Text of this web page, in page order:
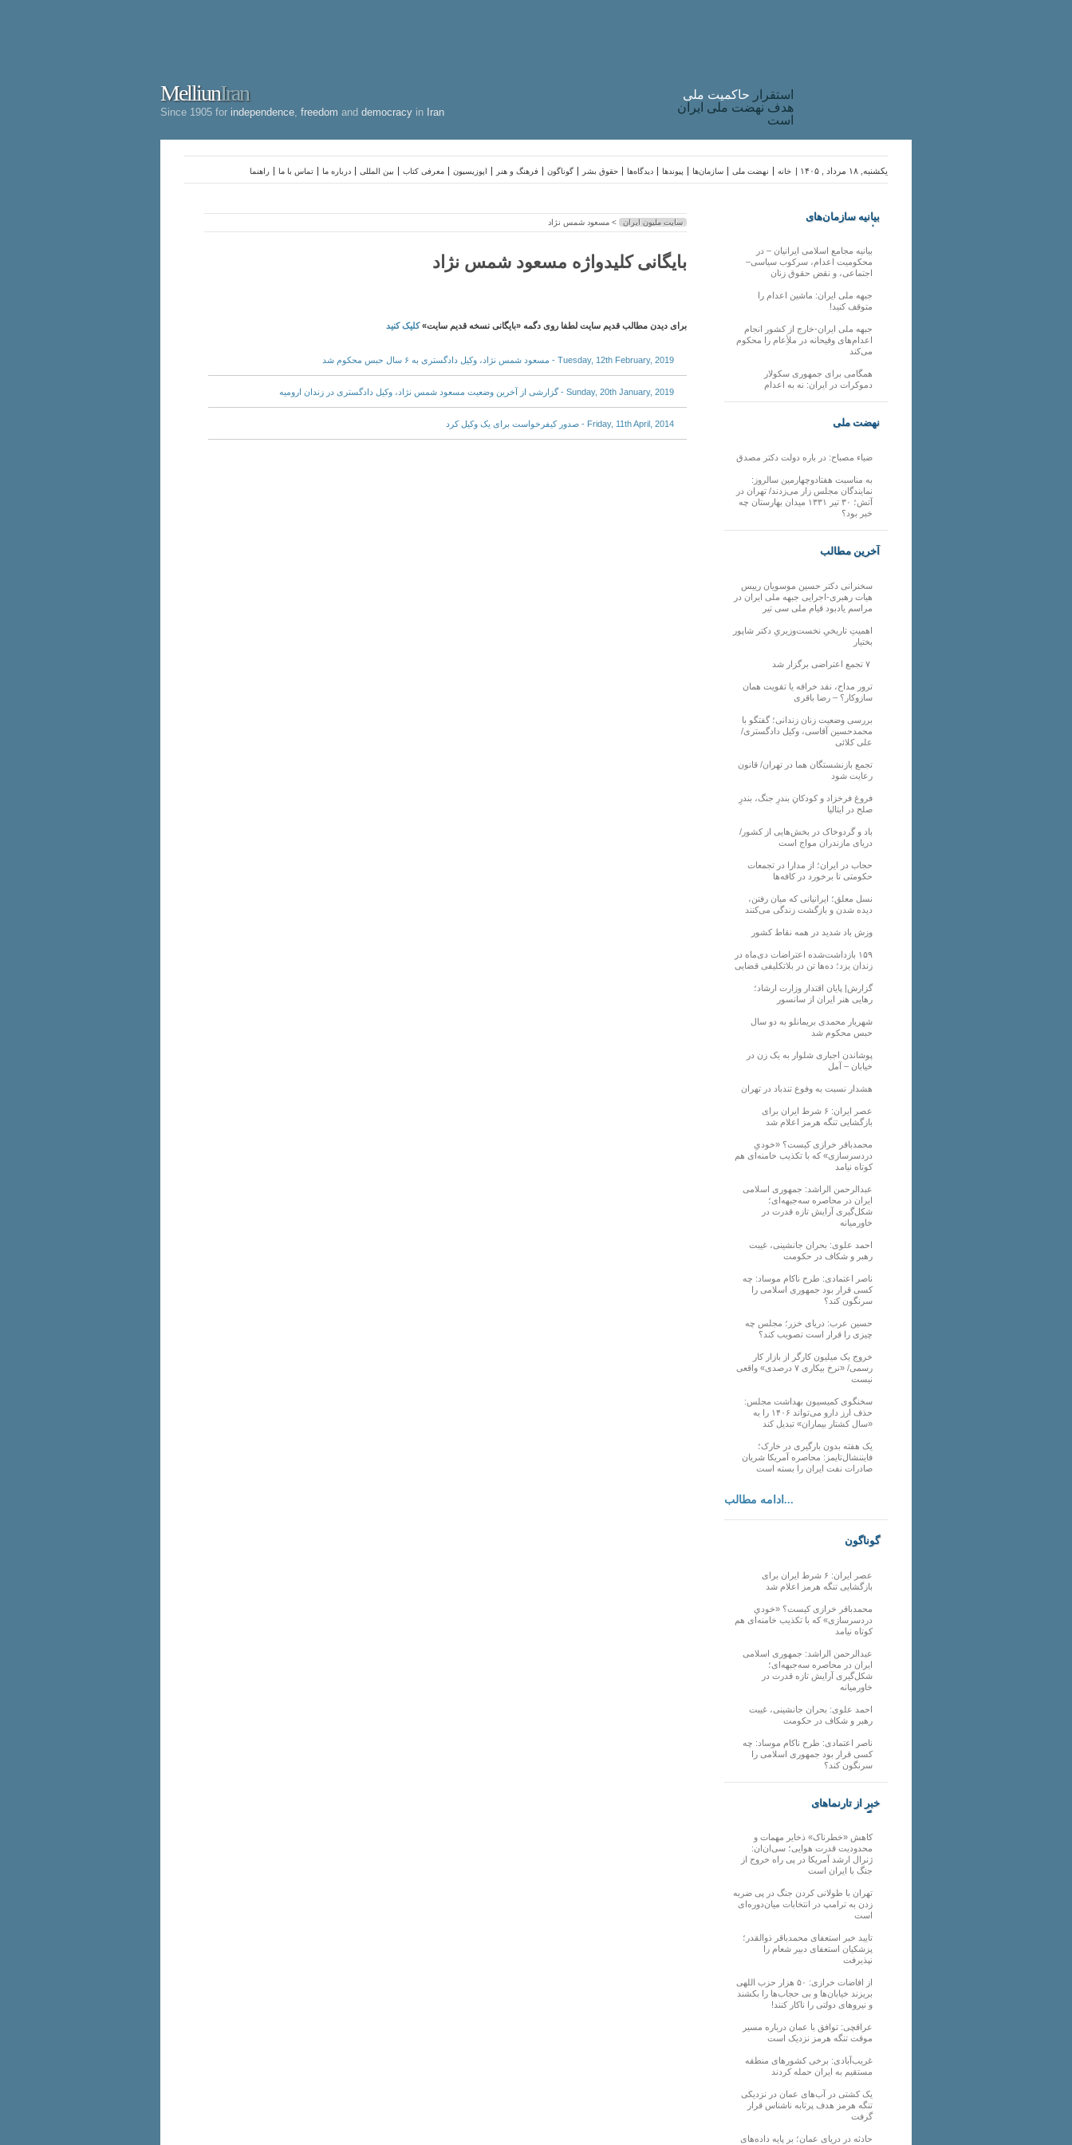
MelliunIran
Since 1905 for independence freedom and democracy in Iran
استقرار حاکميت ملی
هدف نهضت ملی ایران
است
راهنما تماس با ما درباره ما بین المللی معرفی کتاب اپوزیسیون فرهنگ و هنر گوناگون حقوق بشر دیدگاه‌ها پیوندها سازمان‌ها نهضت ملی خانه یکشنبه, ۱۸ مرداد , ۱۴۰۵ |
سایت ملیون ایران > مسعود شمس نژاد
بایگانی کلیدواژه مسعود شمس نژاد
برای دیدن مطالب قدیم سایت لطفا روی دگمه «بایگانی نسخه قدیم سایت»کلیک کنید
Tuesday, 12th February, 2019 - مسعود شمس نژاد، وکیل دادگستری به ۶ سال حبس محکوم شد
Sunday, 20th January, 2019 - گزارشی از آخرین وضعیت مسعود شمس نژاد، وکیل دادگستری در زندان ارومیه
Friday, 11th April, 2014 - صدور کیفرخواست برای یک وکیل کرد
بیانیه سازمان‌های
ملی
بیانیه مجامع اسلامی ایرانیان – در
محکومیت اعدام، سرکوب سیاسی–
اجتماعی، و نقض حقوق زنان
جبهه ملی ایران: ماشین اعدام را
متوقف کنید!
جبهه ملی ایران-خارج از کشور انجام
اعدام‌های وقیحانه در ملأِعام را محکوم
می‌کند
همگامی برای جمهوری سکولار
دموکرات در ایران: نه به اعدام
نهضت ملی
ضیاء مصباح: در باره دولت دکتر مصدق
به مناسبت هفتادوچهارمین سالروز:
نمایندگان مجلس زار می‌زدند/ تهران در
آتش؛ ۳۰ تیر ۱۳۳۱ میدان بهارستان چه
خبر بود؟
آخرین مطالب
سخنرانی دکتر حسین موسویان رییس
هیات رهبری-اجرایی جبهه ملی ایران در
مراسم یادبود قیام ملی سی تیر
اهمیتِ تاریخیِ نخست‌وزیریِ دکتر شاپور
بختیار
ترور مداح، نقد خرافه یا تقویت همان
سازوکار؟ – رضا باقری
بررسی وضعیت زنان زندانی؛ گفتگو با
محمدحسین آقاسی، وکیل دادگستری/
علی کلائی
تجمع بازنشستگان هما در تهران/ قانون
رعایت شود
فروغ فرخزاد و کودکانِ بندرِ جنگ، بندرِ
صلح در ایتالیا
باد و گردوخاک در بخش‌هایی از کشور/
دریای مازندران مواج است
حجاب در ایران؛ از مدارا در تجمعات
حکومتی تا برخورد در کافه‌ها
نسل معلق؛ ایرانیانی که میان رفتن،
دیده شدن و بازگشت زندگی می‌کنند
وزش باد شدید در همه نقاط کشور
۱۵۹ بازداشت‌شده اعتراضات دی‌ماه در
زندان یزد؛ ده‌ها تن در بلاتکلیفی قضایی
گزارش| پایان اقتدار وزارت ارشاد؛
رهایی هنر ایران از سانسور
شهریار محمدی بریمانلو به دو سال
حبس محکوم شد
پوشاندن اجباری شلوار به یک زن در
خیابان – آمل
هشدار نسبت به وفوع تندباد در تهران
عصر ایران: ۶ شرط ایران برای
بازگشایی تنگه هرمز اعلام شد
محمدباقر خرازی کیست؟ «خودیِ
دردسرسازی» که با تکذیب خامنه‌ای هم
کوتاه نیامد
عبدالرحمن الراشد: جمهوری اسلامی
ایران در محاصره سه‌جبهه‌ای؛
شکل‌گیری آرایش تازه قدرت در
خاورمیانه
احمد علوی: بحران جانشینی، غیبت
رهبر و شکاف در حکومت
ناصر اعتمادی: طرح ناکام موساد: چه
کسی قرار بود جمهوری اسلامی را
سرنگون کند؟
حسین عرب: دریای خزر؛ مجلس چه
چیزی را قرار است تصویب کند؟
خروج یک میلیون کارگر از بازار کار
رسمی/ «نرخ بیکاری ۷ درصدی» واقعی
نیست
سخنگوی کمیسیون بهداشت مجلس:
حذف ارز دارو می‌تواند ۱۴۰۶ را به
«سال کشتار بیماران» تبدیل کند
یک هفته بدون بارگیری در خارک؛
فایننشال‌تایمز: محاصره آمریکا شریان
صادرات نفت ایران را بسته است
ادامه مطالب...
گوناگون
عصر ایران: ۶ شرط ایران برای
بازگشایی تنگه هرمز اعلام شد
محمدباقر خرازی کیست؟ «خودیِ
دردسرسازی» که با تکذیب خامنه‌ای هم
کوتاه نیامد
عبدالرحمن الراشد: جمهوری اسلامی
ایران در محاصره سه‌جبهه‌ای؛
شکل‌گیری آرایش تازه قدرت در
خاورمیانه
احمد علوی: بحران جانشینی، غیبت
رهبر و شکاف در حکومت
ناصر اعتمادی: طرح ناکام موساد: چه
کسی قرار بود جمهوری اسلامی را
سرنگون کند؟
خبر از تارنماهای
دیگر
کاهش «خطرناک» ذخایر مهمات و
محدودیت قدرت هوایی؛ سی‌ان‌ان:
ژنرال ارشد آمریکا در پی راه خروج از
جنگ با ایران است
تهران با طولانی کردن جنگ در پی ضربه
زدن به ترامپ در انتخابات میان‌دوره‌ای
است
تایید خبر استعفای محمدباقر ذوالقدر؛
پزشکیان استعفای دبیر شعام را
نپذیرفت
از افاضات خرازی: ۵۰ هزار حزب اللهی
بریزند خیابان‌ها و بی حجاب‌ها را بکشند
و نیرو‌های دولتی را ناکار کنند!
عراقچی: توافق با عمان درباره مسیر
موقت تنگه هرمز نزدیک است
غریب‌آبادی: برخی کشورهای منطقه
مستقیم به ایران حمله کردند
یک کشتی در آب‌های عمان در نزدیکی
تنگه هرمز هدف پرتابه ناشناس قرار
گرفت
حادثه در دریای عمان؛ بر پایه داده‌های